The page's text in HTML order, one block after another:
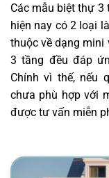
Các mẫu biệt thự 3
hiện nay có 2 loại
thuộc về dạng
3 tầng đều đáp
Chính vì thế, nếu
chưa phù hợp với
được tư vấn miễn